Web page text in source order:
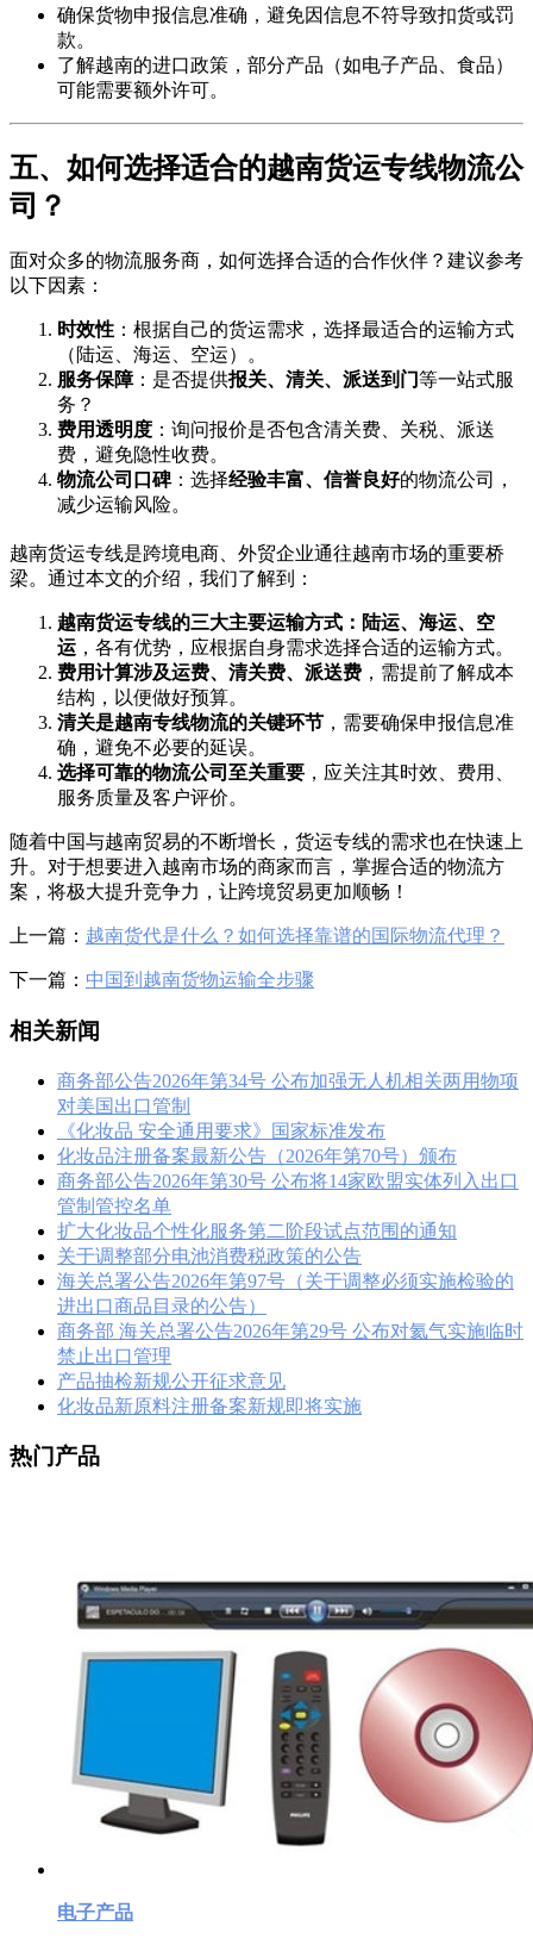
确保货物申报信息准确，避免因信息不符导致扣货或罚
款。
了解越南的进口政策，部分产品（如电子产品、食品）
可能需要额外许可。
五、如何选择适合的越南货运专线物流公
司？
面对众多的物流服务商，如何选择合适的合作伙伴？建议参考
以下因素：
时效性 ：根据自己的货运需求，选择最适合的运输方式
（陆运、海运、空运）。
服务保障：是否提供报关、清关、派送到门等一站式服
务？
费用透明度 ：询问报价是否包含清关费、关税、派送
费，避免隐性收费。
物流公司口碑：选择经验丰富、信誉良好的物流公司，
减少运输风险。
越南货运专线是跨境电商、外贸企业通往越南市场的重要桥
梁。通过本文的介绍，我们了解到：
越南货运专线的三大主要运输方式：陆运、海运、空
运 ，各有优势，应根据自身需求选择合适的运输方式。
费用计算涉及运费、清关费、派送费 ，需提前了解成本
结构，以便做好预算。
清关是越南专线物流的关键环节 ，需要确保申报信息准
确，避免不必要的延误。
选择可靠的物流公司至关重要 ，应关注其时效、费用、
服务质量及客户评价。
随着中国与越南贸易的不断增长，货运专线的需求也在快速上
升。对于想要进入越南市场的商家而言，掌握合适的物流方
案，将极大提升竞争力，让跨境贸易更加顺畅！
上一篇： 越南货代是什么？如何选择靠谱的国际物流代理？
下一篇： 中国到越南货物运输全步骤
相关新闻
商务部公告2026年第34号 公布加强无人机相关两用物项
对美国出口管制
《化妆品 安全通用要求》国家标准发布
化妆品注册备案最新公告（2026年第70号）颁布
商务部公告2026年第30号 公布将14家欧盟实体列入出口
管制管控名单
扩大化妆品个性化服务第二阶段试点范围的通知
关于调整部分电池消费税政策的公告
海关总署公告2026年第97号（关于调整必须实施检验的
进出口商品目录的公告）
商务部 海关总署公告2026年第29号 公布对氦气实施临时
禁止出口管理
产品抽检新规公开征求意见
化妆品新原料注册备案新规即将实施
热门产品
电子产品